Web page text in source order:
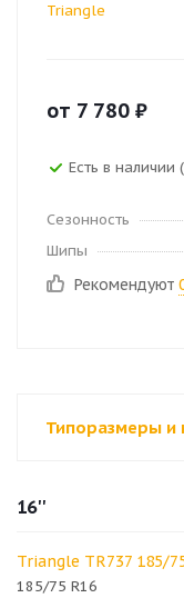
Triangle
от 7 780 ₽
Есть в наличии
Сезонность
Шипы
Рекомендуют
Типоразмеры и
16''
Triangle TR737 185/
185/75 R16